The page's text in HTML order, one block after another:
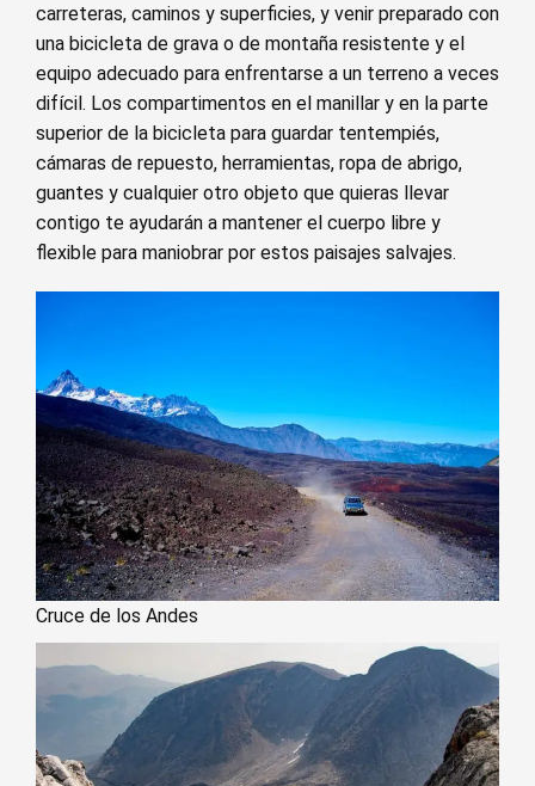
carreteras, caminos y superficies, y venir preparado con
una bicicleta de grava o de montaña resistente y el
equipo adecuado para enfrentarse a un terreno a veces
difícil. Los compartimentos en el manillar y en la parte
superior de la bicicleta para guardar tentempiés,
cámaras de repuesto, herramientas, ropa de abrigo,
guantes y cualquier otro objeto que quieras llevar
contigo te ayudarán a mantener el cuerpo libre y
flexible para maniobrar por estos paisajes salvajes.
Cruce de los Andes